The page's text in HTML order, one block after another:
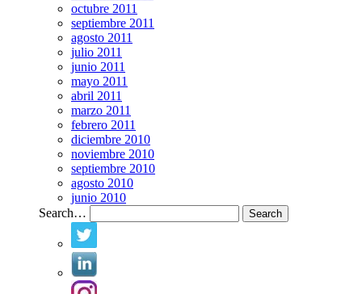
octubre 2011
septiembre 2011
agosto 2011
julio 2011
junio 2011
mayo 2011
abril 2011
marzo 2011
febrero 2011
diciembre 2010
noviembre 2010
septiembre 2010
agosto 2010
junio 2010
Search…